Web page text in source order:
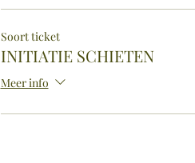
Soort ticket
INITIATIE SCHIETEN
Meer info